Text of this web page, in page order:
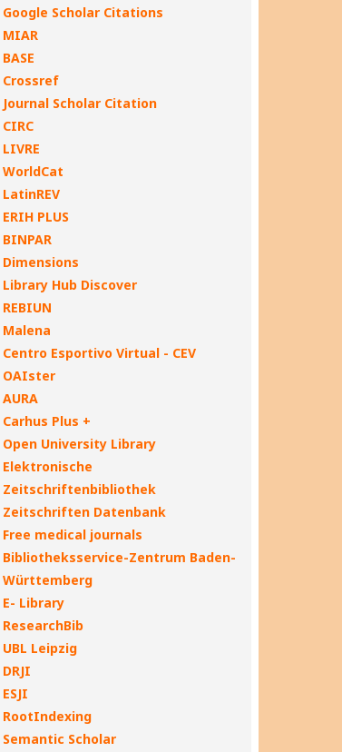
Google Scholar Citations
MIAR
BASE
Crossref
Journal Scholar Citation
CIRC
LIVRE
WorldCat
LatinREV
ERIH PLUS
BINPAR
Dimensions
Library Hub Discover
REBIUN
Malena
Centro Esportivo Virtual - CEV
OAIster
AURA
Carhus Plus +
Open University Library
Elektronische
Zeitschriftenbibliothek
Zeitschriften Datenbank
Free medical journals
Bibliotheksservice-Zentrum Baden-
Württemberg
E- Library
ResearchBib
UBL Leipzig
DRJI
ESJI
RootIndexing
Semantic Scholar